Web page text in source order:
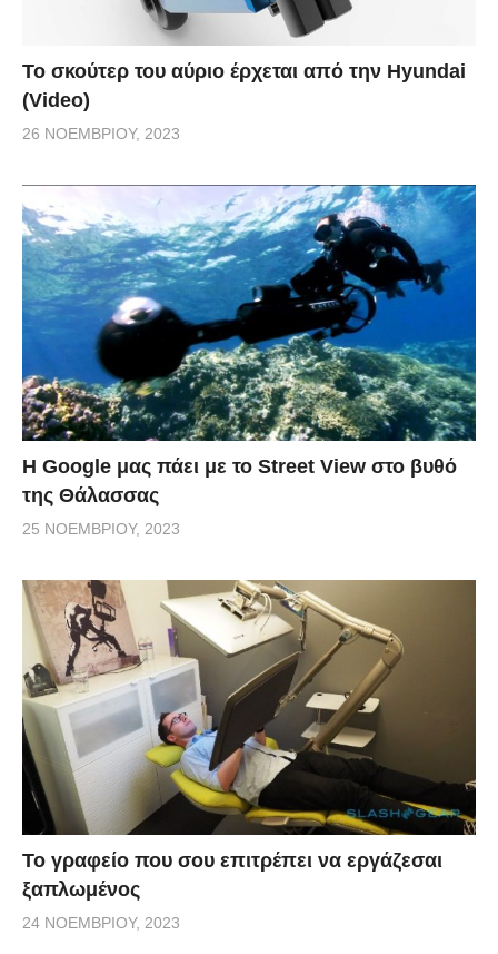
Το σκούτερ του αύριο έρχεται από την Hyundai
(Video)
26 ΝΟΕΜΒΡΊΟΥ, 2023
H Google μας πάει με το Street View στο βυθό
της Θάλασσας
25 ΝΟΕΜΒΡΊΟΥ, 2023
Το γραφείο που σου επιτρέπει να εργάζεσαι
ξαπλωμένος
24 ΝΟΕΜΒΡΊΟΥ, 2023